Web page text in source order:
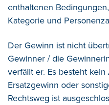
enthaltenen
Kategorie und
Der Gewinn ist nicht
Gewinner / die
verfällt er. Es besteht
Ersatzgewinn oder
Rechtsweg ist